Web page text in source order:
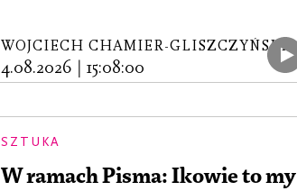
WOJCIECH CHAMIER-GLISZCZYŃSKI
4.08.2026 15:08:00
SZTUKA
W ramach Pisma: Ikowie to my